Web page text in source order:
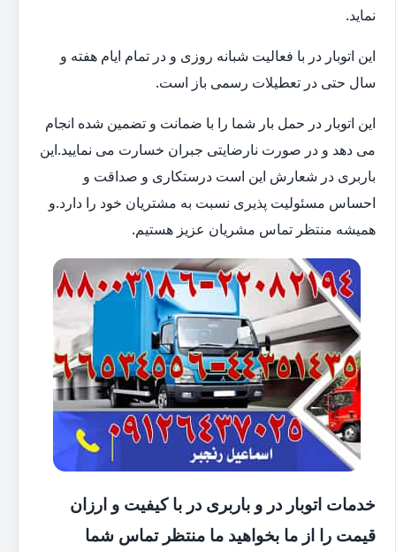
نماید.
این اتوبار در با فعالیت شبانه روزی و در تمام ایام هفته و
سال حتی در تعطیلات رسمی باز است.
این اتوبار در حمل بار شما را با ضمانت و تضمین شده انجام
می دهد و در صورت نارضایتی جبران خسارت می نمایید.این
باربری در شعارش این است درستکاری و صداقت و
احساس مسئولیت پذیری نسبت به مشتریان خود را دارد.و
همیشه منتظر تماس مشریان عزیز هستیم.
خدمات اتوبار در و باربری در با کیفیت و ارزان
قیمت را از ما بخواهید ما منتظر تماس شما